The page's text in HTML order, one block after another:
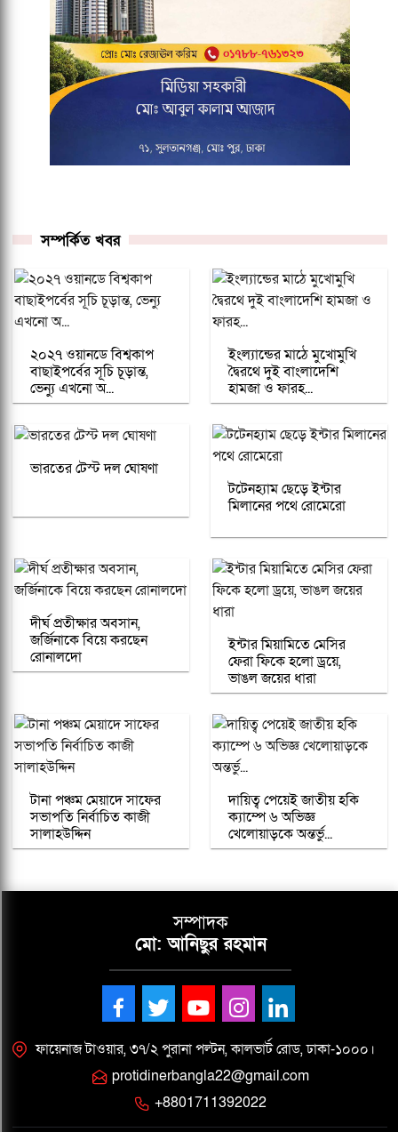
সম্পর্কিত খবর
২০২৭ ওয়ানডে বিশ্বকাপ
বাছাইপর্বের সূচি চূড়ান্ত,
ভেন্যু এখনো অ...
ইংল্যান্ডের মাঠে মুখোমুখি
দ্বৈরথে দুই বাংলাদেশি
হামজা ও ফারহ...
ভারতের টেস্ট দল ঘোষণা
টটেনহ্যাম ছেড়ে ইন্টার
মিলানের পথে রোমেরো
দীর্ঘ প্রতীক্ষার অবসান,
জর্জিনাকে বিয়ে করছেন
রোনালদো
ইন্টার মিয়ামিতে মেসির
ফেরা ফিকে হলো ড্রয়ে,
ভাঙল জয়ের ধারা
টানা পঞ্চম মেয়াদে সাফের
সভাপতি নির্বাচিত কাজী
সালাহউদ্দিন
দায়িত্ব পেয়েই জাতীয় হকি
ক্যাম্পে ৬ অভিজ্ঞ
খেলোয়াড়কে অন্তর্ভু...
সম্পাদক
মো: আনিছুর রহমান
ফায়েনাজ টাওয়ার, ৩৭/২ পুরানা পল্টন, কালভার্ট রোড, ঢাকা-১০০০।
protidinerbangla22@gmail.com
+8801711392022